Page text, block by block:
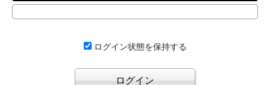
ログイン状態を保持する